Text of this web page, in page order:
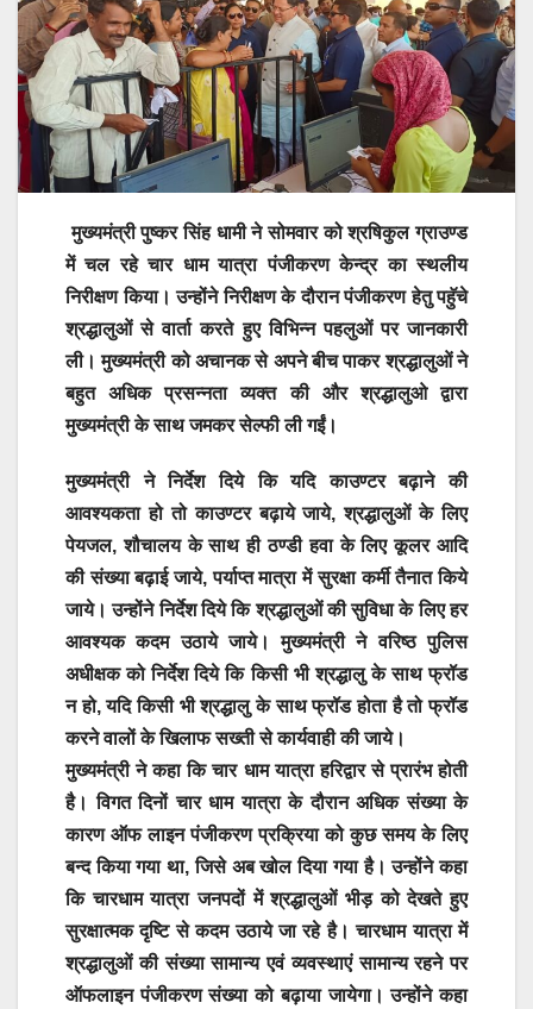
मुख्यमंत्री पुष्कर सिंह धामी ने सोमवार को श्रषिकुल ग्राउण्ड
में चल रहे चार धाम यात्रा पंजीकरण केन्द्र का स्थलीय
निरीक्षण किया। उन्होंने निरीक्षण के दौरान पंजीकरण हेतु पहुॅचे
श्रद्धालुओं से वार्ता करते हुए विभिन्न पहलुओं पर जानकारी
ली। मुख्यमंत्री को अचानक से अपने बीच पाकर श्रद्धालुओं ने
बहुत अधिक प्रसन्नता व्यक्त की और श्रद्धालुओ द्वारा
मुख्यमंत्री के साथ जमकर सेल्फी ली गईं।
मुख्यमंत्री ने निर्देश दिये कि यदि काउण्टर बढ़ाने की
आवश्यकता हो तो काउण्टर बढ़ाये जाये, श्रद्धालुओं के लिए
पेयजल, शौचालय के साथ ही ठण्डी हवा के लिए कूलर आदि
की संख्या बढ़ाई जाये, पर्याप्त मात्रा में सुरक्षा कर्मी तैनात किये
जाये। उन्होंने निर्देश दिये कि श्रद्धालुओं की सुविधा के लिए हर
आवश्यक कदम उठाये जाये। मुख्यमंत्री ने वरिष्ठ पुलिस
अधीक्षक को निर्देश दिये कि किसी भी श्रद्धालु के साथ फ्रॉड
न हो, यदि किसी भी श्रद्धालु के साथ फ्रॉड होता है तो फ्रॉड
करने वालों के खिलाफ सख्ती से कार्यवाही की जाये।
मुख्यमंत्री ने कहा कि चार धाम यात्रा हरिद्वार से प्रारंभ होती
है। विगत दिनों चार धाम यात्रा के दौरान अधिक संख्या के
कारण ऑफ लाइन पंजीकरण प्रक्रिया को कुछ समय के लिए
बन्द किया गया था, जिसे अब खोल दिया गया है। उन्होंने कहा
कि चारधाम यात्रा जनपदों में श्रद्धालुओं भीड़ को देखते हुए
सुरक्षात्मक दृष्टि से कदम उठाये जा रहे है। चारधाम यात्रा में
श्रद्धालुओं की संख्या सामान्य एवं व्यवस्थाएं सामान्य रहने पर
ऑफलाइन पंजीकरण संख्या को बढ़ाया जायेगा। उन्होंने कहा